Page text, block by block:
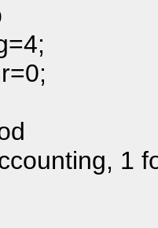
#
1